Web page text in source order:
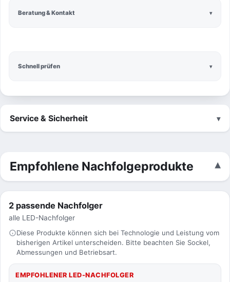
Schnell prüfen
Beratung & Kontakt
Service & Sicherheit
Empfohlene Nachfolgeprodukte
2 passende Nachfolger
alle LED-Nachfolger
Diese Produkte können sich bei Technologie und Leistung vom
bisherigen Artikel unterscheiden. Bitte beachten Sie Sockel,
Abmessungen und Betriebsart.
EMPFOHLENER LED-NACHFOLGER